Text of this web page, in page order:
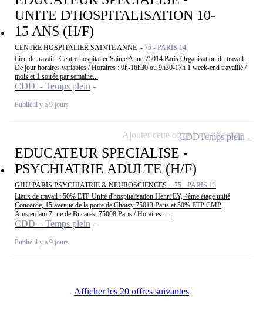
UNITE D'HOSPITALISATION 10-
15 ANS (H/F)
CENTRE HOSPITALIER SAINTE ANNE - 75 - PARIS 14
Lieu de travail : Centre hospitalier Sainte Anne 75014 Paris Organisation du travail :
De jour horaires variables / Horaires : 9h-16h30 ou 9h30-17h 1 week-end travaillé /
mois et 1 soirée par semaine...
CDD - Temps plein
Publié il y a 9 jours
EDUCATEUR SPECIALISE -
PSYCHIATRIE ADULTE (H/F)
GHU PARIS PSYCHIATRIE & NEUROSCIENCES - 75 - PARIS 13
Lieux de travail : 50% ETP Unité d'hospitalisation Henri EY, 4ème étage unité
Concorde, 15 avenue de la porte de Choisy 75013 Paris et 50% ETP CMP
Amsterdam 7 rue de Bucarest 75008 Paris / Horaires :...
CDD - Temps plein
Publié il y a 9 jours
CDDTemps plein
Ajouter cette offre à ma sélection
Afficher les 20 offres suivantes